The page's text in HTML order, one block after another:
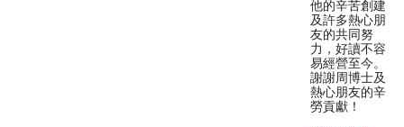
他的辛苦創建
及許多熱心朋
友的共同努
力，好讀不容
易經營至今。
謝謝周博士及
熱心朋友的辛
勞貢獻！